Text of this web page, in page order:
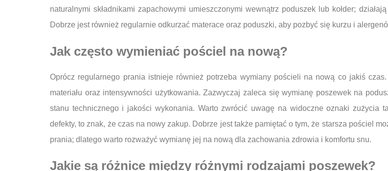
naturalnymi składnikami zapachowymi umieszczonymi wewnątrz poduszek lub kołder;
Dobrze jest również regularnie odkurzać materace oraz poduszki, aby pozbyć się kurzu i
Jak często wymieniać pościel na nową?
Oprócz regularnego prania istnieje również potrzeba wymiany pościeli na nową co jakiś
materiału oraz intensywności użytkowania. Zazwyczaj zaleca się wymianę poszewek na
stanu technicznego i jakości wykonania. Warto zwrócić uwagę na widoczne oznaki zużycia
defekty, to znak, że czas na nowy zakup. Dobrze jest także pamiętać o tym, że starsza pościel
prania; dlatego warto rozważyć wymianę jej na nową dla zachowania zdrowia i komfortu snu.
Jakie są różnice między różnymi rodzajami poszewek?